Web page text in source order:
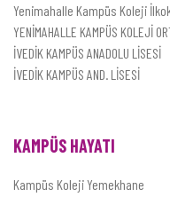
Yenimahalle Kampüs Koleji
YENİMAHALLE KAMPÜS KOLEJİ
İVEDİK KAMPÜS ANADOLU LİSESİ
İVEDİK KAMPÜS AND. LİSESİ
KAMPÜS HAYATI
Kampüs Koleji Yemekhane